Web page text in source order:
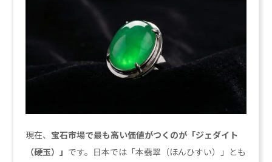
現在、 宝石市場で最も高い価値がつくのが「ジェダイト
（硬玉）」 です。日本では「本翡翠（ほんひすい）」とも